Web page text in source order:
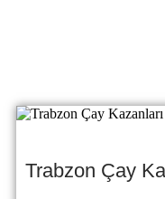
Trabzon Çay